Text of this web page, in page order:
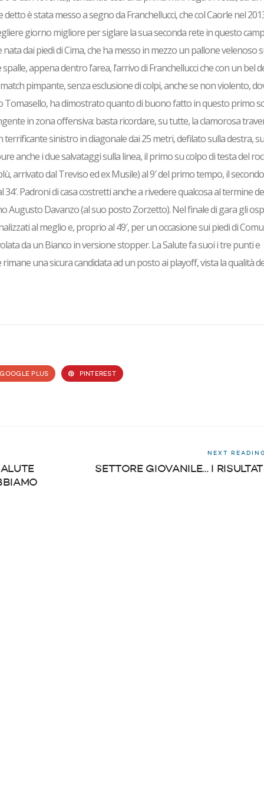
è stata messo a segno da Franchellucci, che col Caorle nel
giorno migliore per siglare la sua seconda rete in questo
dai piedi di Cima, che ha messo in mezzo un pallone velenoso
appena dentro l’area, l’arrivo di Franchellucci che con un bel
pimpante, senza esclusione di colpi, anche se non violento,
ha dimostrato quanto di buono fatto in questo primo
in zona offensiva: basta ricordare, su tutte, la clamorosa
terrificante sinistro in diagonale dai 25 metri, defilato sulla destra,
anche i due salvataggi sulla linea, il primo su colpo di testa del
arrivato dal Treviso ed ex Musile) al 9′ del primo tempo, il
Padroni di casa costretti anche a rivedere qualcosa al termine
Augusto Davanzo (al suo posto Zorzetto). Nel finale di gara gli
al meglio e, proprio al 49′, per un occasione sui piedi di
da un Bianco in versione stopper. La Salute fa suoi i tre punti e
una sicura candidata ad un posto ai playoff, vista la qualità
PLUS PINTEREST
NEXT
SETTORE GIOVANILE… I